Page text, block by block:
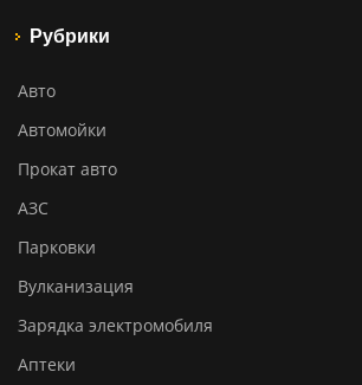
Рубрики
Авто
Автомойки
Прокат авто
АЗС
Парковки
Вулканизация
Зарядка электромобиля
Аптеки